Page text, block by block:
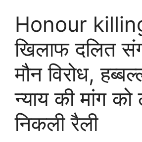
Honour
खिलाफ दलित
मौन विरोध,
न्याय की मांग
निकली रैली